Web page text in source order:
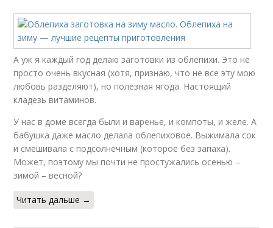
А уж я каждый год делаю заготовки из облепихи. Это не
просто очень вкусная (хотя, признаю, что не все эту мою
любовь разделяют), но полезная ягода. Настоящий
кладезь витаминов.
У нас в доме всегда были и варенье, и компоты, и желе. А
бабушка даже масло делала облепиховое. Выжимала сок
и смешивала с подсолнечным (которое без запаха).
Может, поэтому мы почти не простужались осенью –
зимой – весной?
Читать дальше →